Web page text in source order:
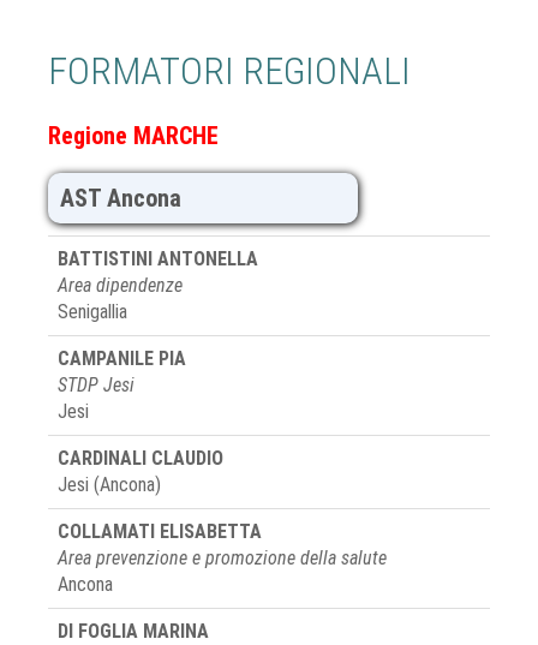
FORMATORI REGIONALI
Regione MARCHE
AST Ancona
BATTISTINI ANTONELLA
Area dipendenze
Senigallia
CAMPANILE PIA
STDP Jesi
Jesi
CARDINALI CLAUDIO
Jesi (Ancona)
COLLAMATI ELISABETTA
Area prevenzione e promozione della salute
Ancona
DI FOGLIA MARINA